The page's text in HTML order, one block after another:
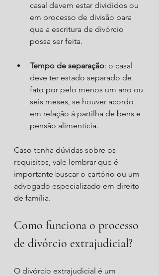
casal devem estar divididos ou
em processo de divisão para
que a escritura de divórcio
possa ser feita.
Tempo de separação: o casal
deve ter estado separado de
fato por pelo menos um ano ou
seis meses, se houver acordo
em relação à partilha de bens e
pensão alimentícia.
Caso tenha dúvidas sobre os
requisitos, vale lembrar que é
importante buscar o cartório ou um
advogado especializado em direito
de família.
Como funciona o processo
de divórcio extrajudicial?
O divórcio extrajudicial é um